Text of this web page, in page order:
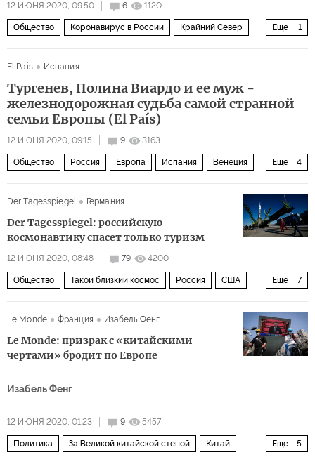
12 ИЮНЯ 2020, 09:50 6 1120
Еще 1
Общество Коронавирус в России Крайний Север
El Pais
Испания
Тургенев, Полина Виардо и ее муж -
железнодорожная судьба самой странной
семьи Европы (El País)
12 ИЮНЯ 2020, 09:15 9 3163
Еще 4
Общество Россия Европа Испания Венеция
Der Tagesspiegel Германия
Der Tagesspiegel: российскую
космонавтику спасет только туризм
12 ИЮНЯ 2020, 08:48 79 4200
Еще 7
Общество Такой близкий космос Россия США
Le Monde Франция Изабель Фенг
Le Monde: призрак с «китайскими
чертами» бродит по Европе
Изабель Фенг
12 ИЮНЯ 2020, 01:23 9 5457
Еще 5
Политика За Великой китайской стеной Китай